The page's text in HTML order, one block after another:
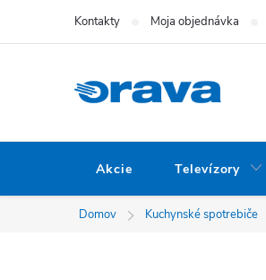
Prejsť na obsahKontakty Moja objednávka
Akcie Televízory
Domov Kuchynské spotrebiče